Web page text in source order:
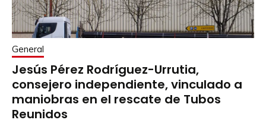
General
Jesús Pérez Rodríguez-Urrutia,
consejero independiente, vinculado a
maniobras en el rescate de Tubos
Reunidos